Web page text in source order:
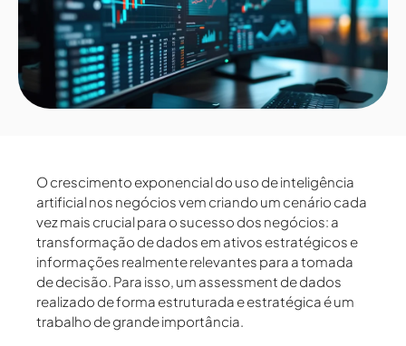
O crescimento exponencial do uso de inteligência
artificial nos negócios vem criando um cenário cada
vez mais crucial para o sucesso dos negócios: a
transformação de dados em ativos estratégicos e
informações realmente relevantes para a tomada
de decisão. Para isso, um assessment de dados
realizado de forma estruturada e estratégica é um
trabalho de grande importância.